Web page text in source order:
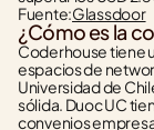
Fuente:Glassdoor
¿Cómo es la
Coderhouse tiene
espacios de
Universidad de
sólida. Duoc UC
convenios